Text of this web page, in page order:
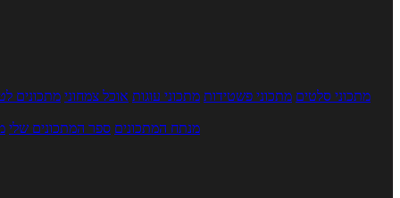
מתכוני סלטים מתכוני פשטידות מתכוני עוגות אוכל צמחוני מתכונים
מנתח המתכונים ספר המתכונים שלי